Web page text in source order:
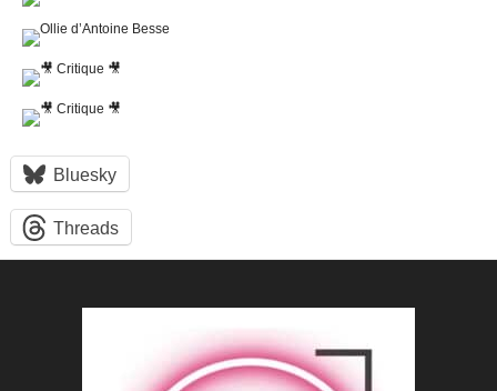
Bluesky
Threads